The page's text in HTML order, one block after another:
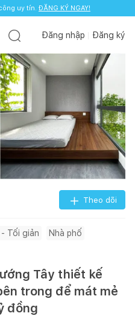
uy tín. ĐĂNG KÝ NGAY!
Đăng nhập Đăng ký
Theo dõi
- Tối giản
Nhà phố
Tây thiết kế
trong để mát mẻ
đồng